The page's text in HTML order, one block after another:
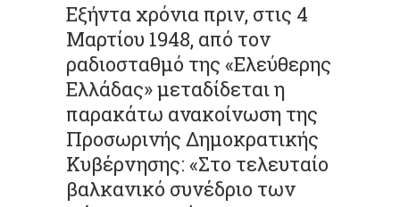
Εξήντα χρόνια πριν, στις 4
Μαρτίου 1948, από τον
ραδιοσταθμό της «Ελεύθερης
Ελλάδας» μεταδίδεται η
παρακάτω ανακοίνωση της
Προσωρινής Δημοκρατικής
Κυβέρνησης: «Στο τελευταίο
βαλκανικό συνέδριο των